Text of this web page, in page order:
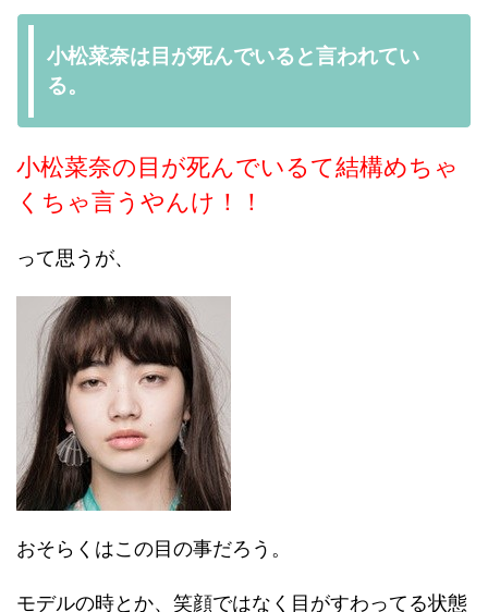
小松菜奈は目が死んでいると言われてい
る。
小松菜奈の目が死んでいるて結構めちゃ
くちゃ言うやんけ！！
って思うが、
おそらくはこの目の事だろう。
モデルの時とか、笑顔ではなく目がすわってる状態